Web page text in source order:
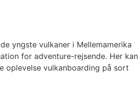
yngste vulkaner i Mellemamerika
for adventure-rejsende. Her kan
oplevelse vulkanboarding på sort